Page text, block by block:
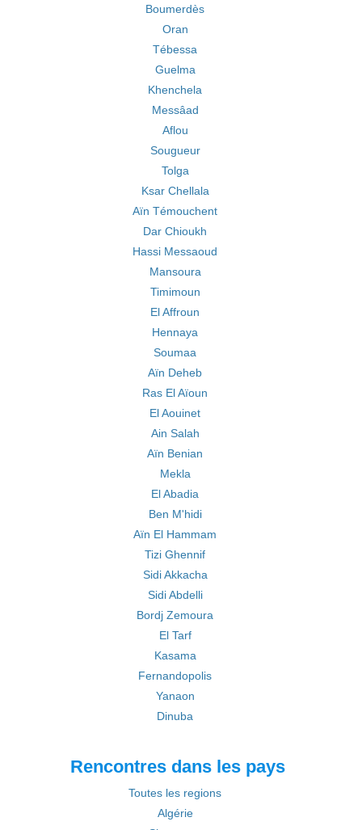
Boumerdès
Oran
Tébessa
Guelma
Khenchela
Messâad
Aflou
Sougueur
Tolga
Ksar Chellala
Aïn Témouchent
Dar Chioukh
Hassi Messaoud
Mansoura
Timimoun
El Affroun
Hennaya
Soumaa
Aïn Deheb
Ras El Aïoun
El Aouinet
Ain Salah
Aïn Benian
Mekla
El Abadia
Ben M'hidi
Aïn El Hammam
Tizi Ghennif
Sidi Akkacha
Sidi Abdelli
Bordj Zemoura
El Tarf
Kasama
Fernandopolis
Yanaon
Dinuba
Rencontres dans les pays
Toutes les regions
Algérie